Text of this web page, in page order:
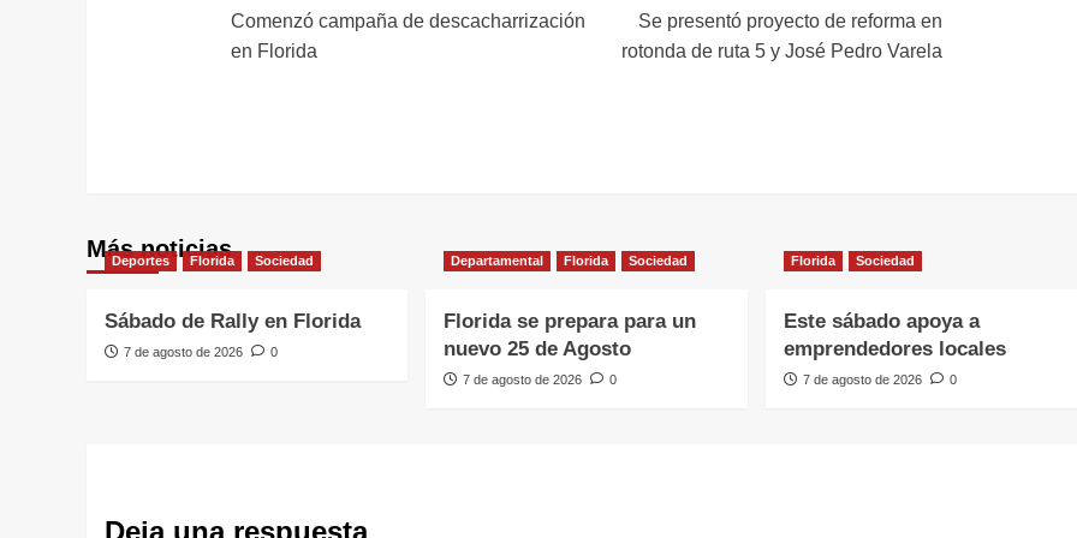
de
Comenzó campaña de descacharrización
en Florida
Se presentó proyecto de reforma en
rotonda de ruta 5 y José Pedro Varela
Más noticias
Deportes Florida Sociedad
Sábado de Rally en Florida
7 de agosto de 2026 0
Departamental Florida Sociedad
Florida se prepara para un
nuevo 25 de Agosto
7 de agosto de 2026 0
Florida Sociedad
Este sábado apoya a
emprendedores locales
7 de agosto de 2026 0
Deja una respuesta